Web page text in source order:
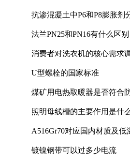
抗渗混凝土中P6和P8膨胀剂
法兰PN25和PN16有什么区别
消费者对洗衣机的核心需求
U型螺栓的国家标准
煤矿用电热取暖器是否符合
照明母线槽的主要作用是什
A516Gr70对应国内材质及低
镀镍钢带可以过多少电流